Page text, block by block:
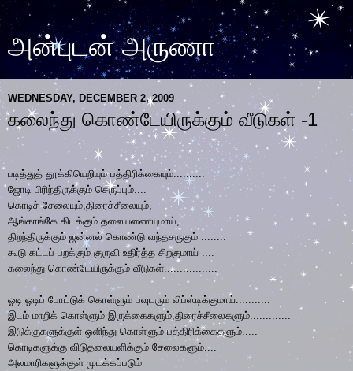
அன்புடன் அருணா
WEDNESDAY, DECEMBER 2, 2009
கலைந்து கொண்டேயிருக்கும் வீடுகள் -1
படித்துத் தூக்கியெறியும் பத்திரிக்கையும்..........
ஜோடி பிரிந்திருக்கும் செருப்பும்....
கொடிச் சேலையும்,திரைச்சீலையும்,
ஆங்காங்கே கிடக்கும் தலையணையுமாய்,
திறந்திருக்கும் ஜன்னல்கொண்டு வந்தசருகும் ........
கூடு கட்டப் பறக்கும் குருவி உதிர்த்த சிறகுமாய் ....
கலைந்து கொண்டேயிருக்கும் வீடுகள்.................
ஓடி ஓடிப் போட்டுக் கொள்ளும் பவுடரும் லிப்ஸ்டிக்குமாய்...........
இடம் மாறிக் கொள்ளும் இருக்கைகளும்,திரைச்சீலைகளும்.............
இடுக்குகளுக்குள் ஒளிந்து கொள்ளும் பத்திரிக்கைகளும்.....
கொடிகளுக்கு விடுதலையளிக்கும் சேலைகளும்....
அலமாரிகளுக்குள் முடக்கப்படும்